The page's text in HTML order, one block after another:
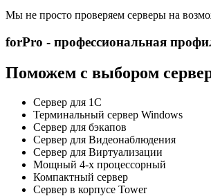
Мы не просто проверяем серверы на
forPro - профессиональная
Поможем с выбором
Сервер для 1С
Терминальный сервер Windows
Сервер для бэкапов
Сервер для Видеонаблюдения
Сервер для Виртуализации
Мощный 4-х процессорный
Компактный сервер
Сервер в корпусе Tower